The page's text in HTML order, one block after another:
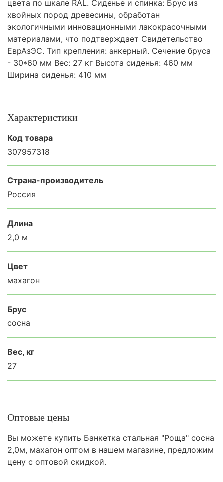
цвета по шкале RAL. Сиденье и спинка: Брус из
хвойных пород древесины, обработан
экологичными инновационными лакокрасочными
материалами, что подтверждает Свидетельство
ЕврАзЭС. Тип крепления: анкерный. Сечение бруса
- 30*60 мм Вес: 27 кг Высота сиденья: 460 мм
Ширина сиденья: 410 мм
Характеристики
Код товара
307957318
Страна-производитель
Россия
Длина
2,0 м
Цвет
махагон
Брус
сосна
Вес, кг
27
Оптовые цены
Вы можете купить Банкетка стальная "Роща" сосна
2,0м, махагон оптом в нашем магазине, предложим
цену с оптовой скидкой.